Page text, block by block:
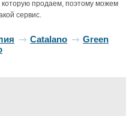
которую продаем, поэтому можем
сервис.
Catalano
Green